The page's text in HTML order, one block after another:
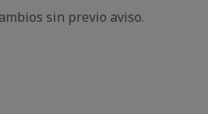
sin previo aviso.